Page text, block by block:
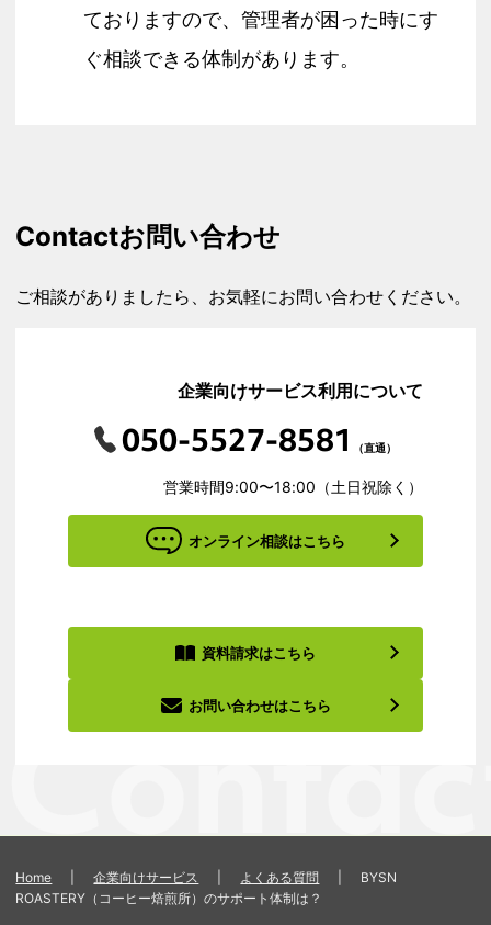
ておりますので、管理者が困った時にす
ぐ相談できる体制があります。
Contactお問い合わせ
ご相談がありましたら、お気軽にお問い合わせください。
企業向けサービス利用について
050-5527-8581 （直通）
営業時間9:00〜18:00（土日祝除く）
オンライン相談はこちら
資料請求はこちら
お問い合わせはこちら
Home 企業向けサービス よくある質問
BYSN
ROASTERY（コーヒー焙煎所）のサポート体制は？